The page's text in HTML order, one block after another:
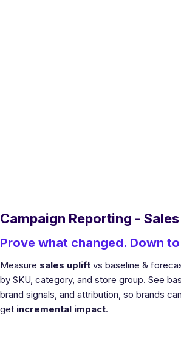
Campaign Reporting -
Prove what changed. Down
Measure sales uplift vs baseline &
by SKU, category, and store group. See
brand signals, and attribution, so brands
get incremental impact.